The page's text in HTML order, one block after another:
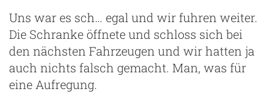
Uns war es sch… egal und wir fuhren weiter.
Die Schranke öffnete und schloss sich bei
den nächsten Fahrzeugen und wir hatten ja
auch nichts falsch gemacht. Man, was für
eine Aufregung.